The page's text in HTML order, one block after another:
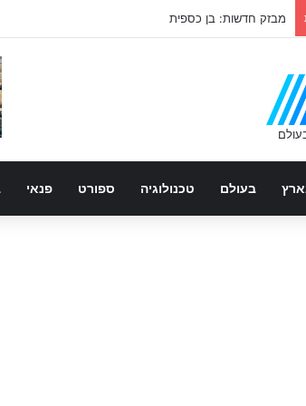
מבזק חדשות: בן כספית
בעולם טכנולוגיה ספורט פנאי